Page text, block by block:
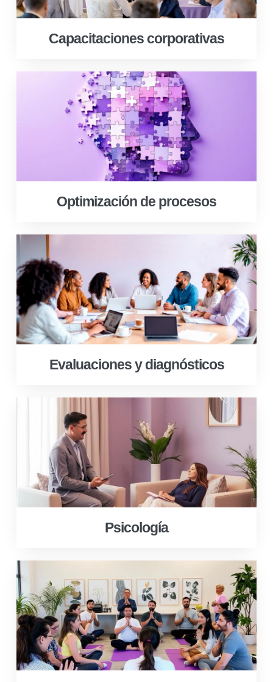
Capacitaciones corporativas
Optimización de procesos
Evaluaciones y diagnósticos
Psicología